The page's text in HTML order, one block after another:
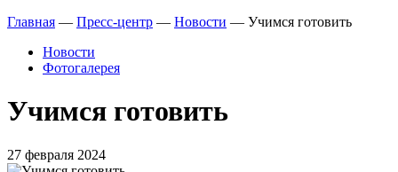
Главная — Пресс-центр — Новости — Учимся готовить
Новости
Фотогалерея
Учимся готовить
27 февраля 2024